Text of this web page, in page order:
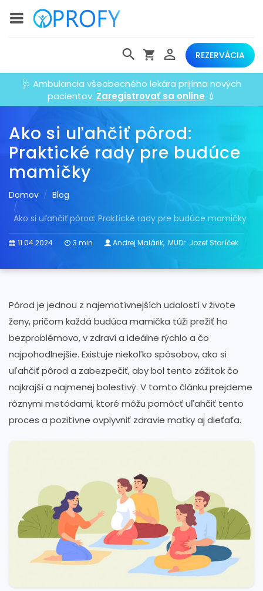
REZERVÁCIA
🩺 Ambulancia všeobecného lekára prijíma nových
pacientov. Zaregistrovať sa online 💉
Ako si uľahčiť pôrod:
Praktické rady pre budúce
mamičky
Domov
Blog
Ako si uľahčiť pôrod: Praktické rady pre budúce mamičky
11.04.2024 3 min Andrej Malárik, MUDr. Jozef Staríček
Pôrod je jednou z najemotívnejších udalostí v živote
ženy, pričom každá budúca mamička túži prežiť ho
bezproblémovo, v zdraví a ideálne rýchlo a čo
najpohodlnejšie. Existuje niekoľko spôsobov, ako si
uľahčiť pôrod a zabezpečiť, aby bol tento zážitok čo
najkrajší a najmenej bolestivý. V tomto článku prejdeme
rôznymi metódami, ktoré môžu pomôcť uľahčiť tento
proces a pozitívne ovplyvniť zdravie matky aj dieťaťa.